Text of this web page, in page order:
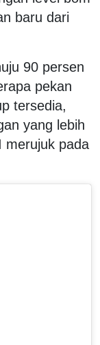
baru dari
90 persen
pekan
tersedia,
yang lebih
merujuk pada